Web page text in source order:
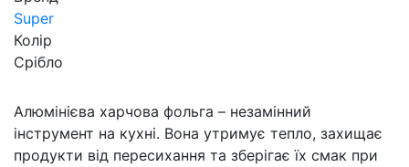
Super
Колір
Срібло
Алюмінієва харчова фольга – незамінний
інструмент на кухні. Вона утримує тепло, захищає
продукти від пересихання та зберігає їх смак при